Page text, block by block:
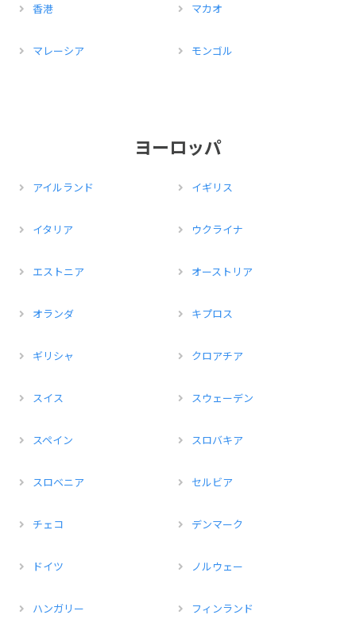
香港 マカオ
マレーシア モンゴル
ヨーロッパ
アイルランド イギリス
イタリア ウクライナ
エストニア オーストリア
オランダ キプロス
ギリシャ クロアチア
スイス スウェーデン
スペイン スロバキア
スロベニア セルビア
チェコ デンマーク
ドイツ ノルウェー
ハンガリー フィンランド